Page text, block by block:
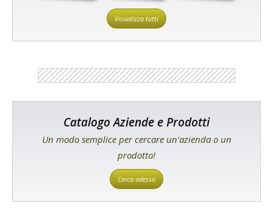
Visualizza tutti
Catalogo Aziende e Prodotti
Un modo semplice per cercare un'azienda o un
prodotto!
Cerca adesso